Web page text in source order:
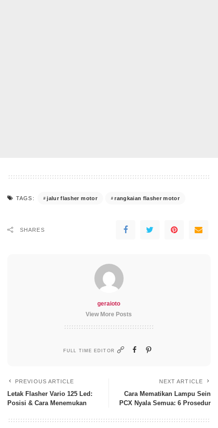
TAGS: jalur flasher motor rangkaian flasher motor
SHARES
geraioto
View More Posts
FULL TIME EDITOR
PREVIOUS ARTICLE
Letak Flasher Vario 125 Led:
Posisi & Cara Menemukan
NEXT ARTICLE
Cara Mematikan Lampu Sein
PCX Nyala Semua: 6 Prosedur